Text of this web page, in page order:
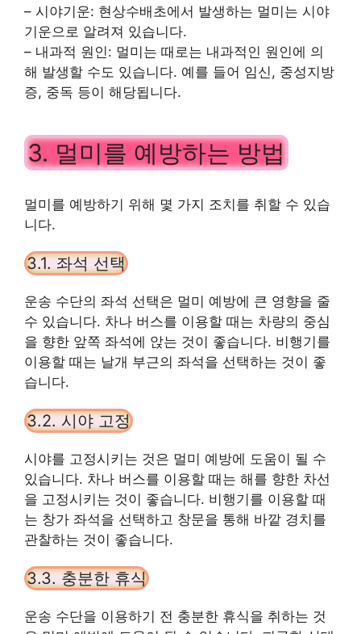
– 시야기운: 현상수배초에서 발생하는 멀미는 시야
기운으로 알려져 있습니다.
– 내과적 원인: 멀미는 때로는 내과적인 원인에 의
해 발생할 수도 있습니다. 예를 들어 임신, 중성지방
증, 중독 등이 해당됩니다.
3. 멀미를 예방하는 방법
멀미를 예방하기 위해 몇 가지 조치를 취할 수 있습
니다.
3.1. 좌석 선택
운송 수단의 좌석 선택은 멀미 예방에 큰 영향을 줄
수 있습니다. 차나 버스를 이용할 때는 차량의 중심
을 향한 앞쪽 좌석에 앉는 것이 좋습니다. 비행기를
이용할 때는 날개 부근의 좌석을 선택하는 것이 좋
습니다.
3.2. 시야 고정
시야를 고정시키는 것은 멀미 예방에 도움이 될 수
있습니다. 차나 버스를 이용할 때는 해를 향한 차선
을 고정시키는 것이 좋습니다. 비행기를 이용할 때
는 창가 좌석을 선택하고 창문을 통해 바깥 경치를
관찰하는 것이 좋습니다.
3.3. 충분한 휴식
운송 수단을 이용하기 전 충분한 휴식을 취하는 것